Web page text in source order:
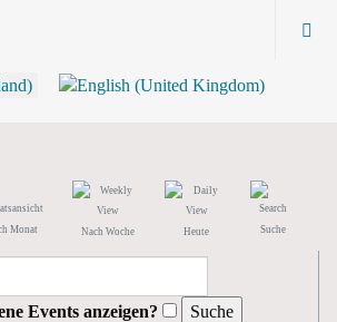
Monat Nach Woche Heute Suche
Events anzeigen?